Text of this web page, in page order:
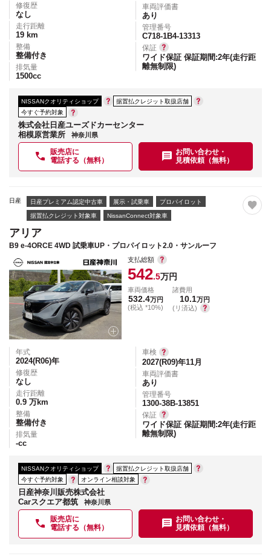
修復歴
なし
走行距離
19 km
整備
整備付き
排気量
1500cc
車両評価書
あり
管理番号
C718-1B4-13313
保証
ワイド保証 保証期間:2年(走行距
離無制限)
NISSANクオリティショップ
据置払クレジット取扱店舗
今すぐ予約対象
株式会社日産ユーズドカーセンター
相模原営業所
神奈川県
販売店に
電話する（無料）
お問い合わせ・
見積依頼（無料）
日産 日産プレミアム認定中古車 展示・試乗車 プロパイロット
据置払クレジット対象車 NissanConnect対象車
アリア
B9 e-4ORCE 4WD 試乗車UP・プロパイロット2.0・サンルーフ
支払総額
542.5万円
車両価格
532.4万円
(税込 *10%)
諸費用
10.1万円
(リ済込)
年式
2024(R06)年
修復歴
なし
走行距離
0.9 万km
整備
整備付き
排気量
-cc
車検
2027(R09)年11月
車両評価書
あり
管理番号
1300-38B-13851
保証
ワイド保証 保証期間:2年(走行距
離無制限)
NISSANクオリティショップ
据置払クレジット取扱店舗
今すぐ予約対象
オンライン相談対象
日産神奈川販売株式会社
Carスクエア都筑
神奈川県
販売店に
電話する（無料）
お問い合わせ・
見積依頼（無料）